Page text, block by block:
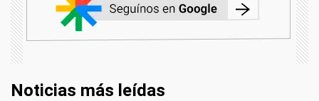
Noticias más leídas